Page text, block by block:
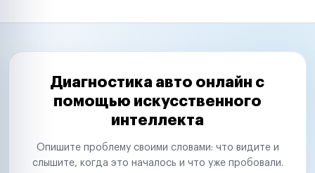
Диагностика авто онлайн с
помощью искусственного
интеллекта
Опишите проблему своими словами: что видите и
слышите, когда это началось и что уже пробовали.